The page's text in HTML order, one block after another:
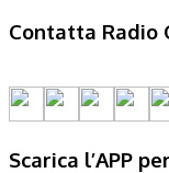
Contatta Radio
Scarica l’APP